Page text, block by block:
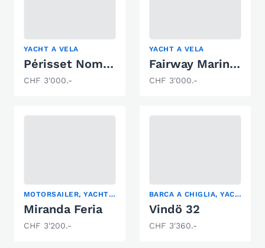
YACHT A VELA
Périsset Nomade 640
CHF 3'000.-
YACHT A VELA
Fairway Marine Mystere
CHF 3'000.-
MOTORSAILER, YACHT A VELA
Miranda Feria
CHF 3'200.-
BARCA A CHIGLIA, YACHT A VELA
Vindö 32
CHF 3'360.-